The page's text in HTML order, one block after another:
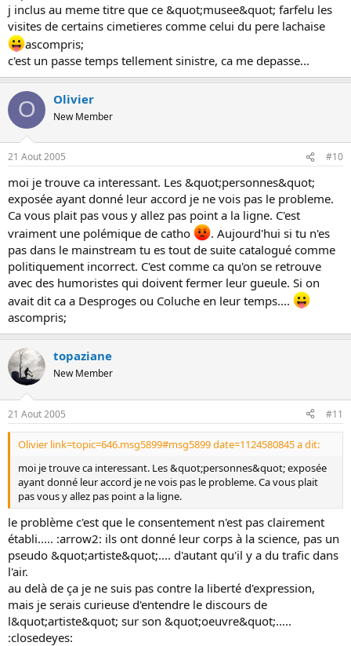
j inclus au meme titre que ce &quot;musee&quot; farfelu les
visites de certains cimetieres comme celui du pere lachaise
ascompris;
c'est un passe temps tellement sinistre, ca me depasse...
O Olivier
New Member
21 Aout 2005 #10
moi je trouve ca interessant. Les &quot;personnes&quot;
exposée ayant donné leur accord je ne vois pas le probleme.
Ca vous plait pas vous y allez pas point a la ligne. C'est
vraiment une polémique de catho
. Aujourd'hui si tu n'es
pas dans le mainstream tu es tout de suite catalogué comme
politiquement incorrect. C'est comme ca qu'on se retrouve
avec des humoristes qui doivent fermer leur gueule. Si on
avait dit ca a Desproges ou Coluche en leur temps....
ascompris;
topaziane
New Member
21 Aout 2005 #11
Olivier link=topic=646.msg5899#msg5899 date=1124580845 a dit:
moi je trouve ca interessant. Les &quot;personnes&quot; exposée
ayant donné leur accord je ne vois pas le probleme. Ca vous plait
pas vous y allez pas point a la ligne.
le problème c'est que le consentement n'est pas clairement
établi..... :arrow2: ils ont donné leur corps à la science, pas un
pseudo &quot;artiste&quot;.... d'autant qu'il y a du trafic dans
l'air.
au delà de ça je ne suis pas contre la liberté d'expression,
mais je serais curieuse d'entendre le discours de
l&quot;artiste&quot; sur son &quot;oeuvre&quot;.....
:closedeyes: